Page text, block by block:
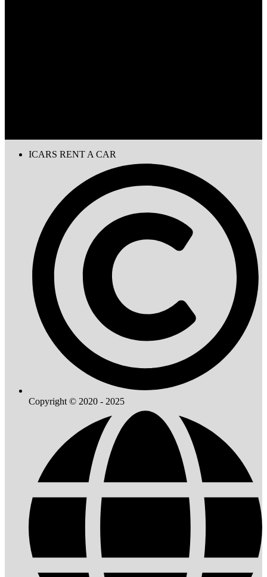
ICARS RENT A CAR
Copyright © 2020 - 2025